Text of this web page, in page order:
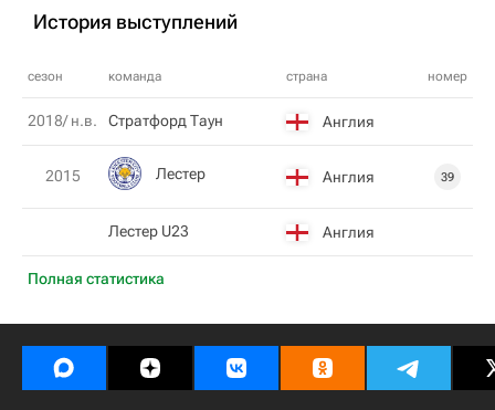
История выступлений
сезон команда страна номер
Полная статистика
2018/ н.в. Стратфорд Таун Англия
2015 Лестер Англия 39
Лестер U23 Англия